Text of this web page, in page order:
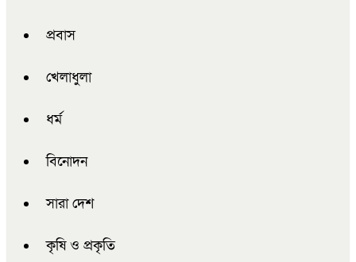
প্রবাস
খেলাধুলা
ধর্ম
বিনোদন
সারা দেশ
কৃষি ও প্রকৃতি